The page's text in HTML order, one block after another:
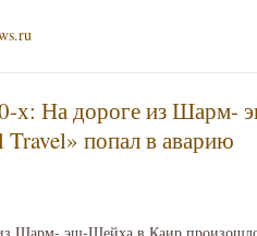
х: На дороге из Шарм-
Travel» попал в аварию